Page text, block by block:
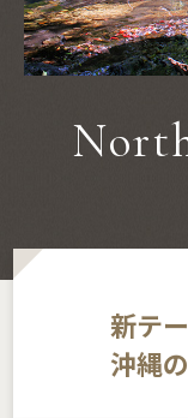
新テ
沖縄